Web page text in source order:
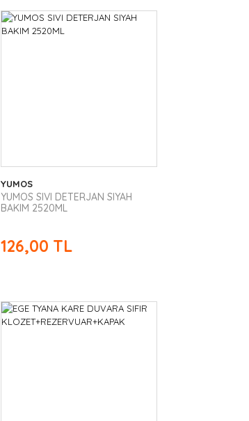
YUMOS
YUMOS SIVI DETERJAN SIYAH
BAKIM 2520ML
126,00 TL